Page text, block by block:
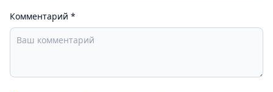
Комментарий *